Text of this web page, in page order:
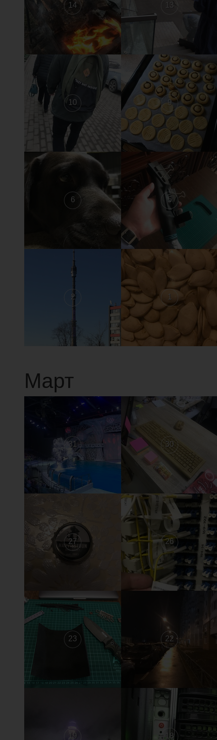
14 13
10 9
6 5
2 1
Март
31 30
27 26
23 22
19 18